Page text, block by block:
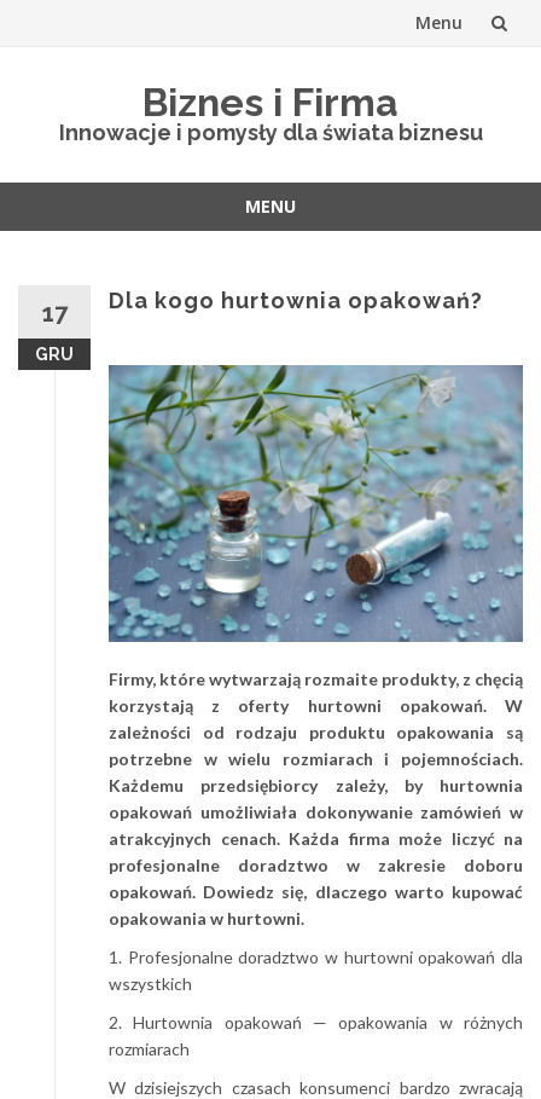
Menu
Biznes i Firma
Innowacje i pomysły dla świata biznesu
MENU
17
GRU
Dla kogo hurtownia opakowań?
Firmy, które wytwarzają rozmaite produkty, z chęcią
korzystają z oferty hurtowni opakowań. W
zależności od rodzaju produktu opakowania są
potrzebne w wielu rozmiarach i pojemnościach.
Każdemu przedsiębiorcy zależy, by hurtownia
opakowań umożliwiała dokonywanie zamówień w
atrakcyjnych cenach. Każda firma może liczyć na
profesjonalne doradztwo w zakresie doboru
opakowań. Dowiedz się, dlaczego warto kupować
opakowania w hurtowni.
1. Profesjonalne doradztwo w hurtowni opakowań dla
wszystkich
2. Hurtownia opakowań — opakowania w różnych
rozmiarach
W dzisiejszych czasach konsumenci bardzo zwracają